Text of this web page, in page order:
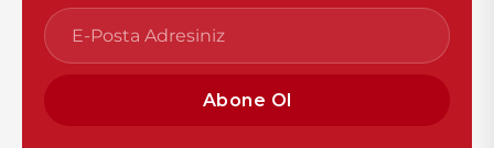
Abone Ol